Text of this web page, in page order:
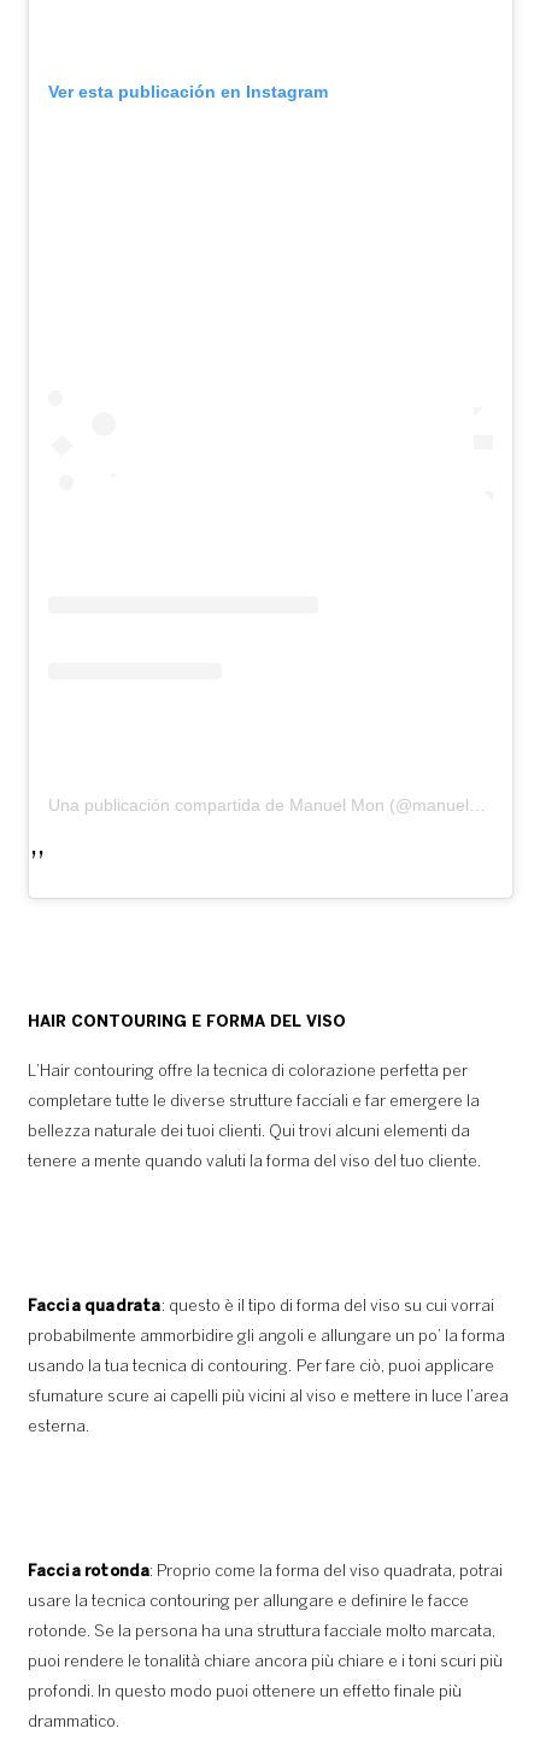
Ver esta publicación en Instagram
HAIR CONTOURING E FORMA DEL VISO
L’Hair contouring offre la tecnica di colorazione perfetta per
completare tutte le diverse strutture facciali e far emergere la
bellezza naturale dei tuoi clienti. Qui trovi alcuni elementi da
tenere a mente quando valuti la forma del viso del tuo cliente.
Faccia quadrata: questo è il tipo di forma del viso su cui vorrai
probabilmente ammorbidire gli angoli e allungare un po’ la forma
usando la tua tecnica di contouring. Per fare ciò, puoi applicare
sfumature scure ai capelli più vicini al viso e mettere in luce l’area
esterna.
Faccia rotonda: Proprio come la forma del viso quadrata, potrai
usare la tecnica contouring per allungare e definire le facce
rotonde. Se la persona ha una struttura facciale molto marcata,
puoi rendere le tonalità chiare ancora più chiare e i toni scuri più
profondi. In questo modo puoi ottenere un effetto finale più
drammatico.